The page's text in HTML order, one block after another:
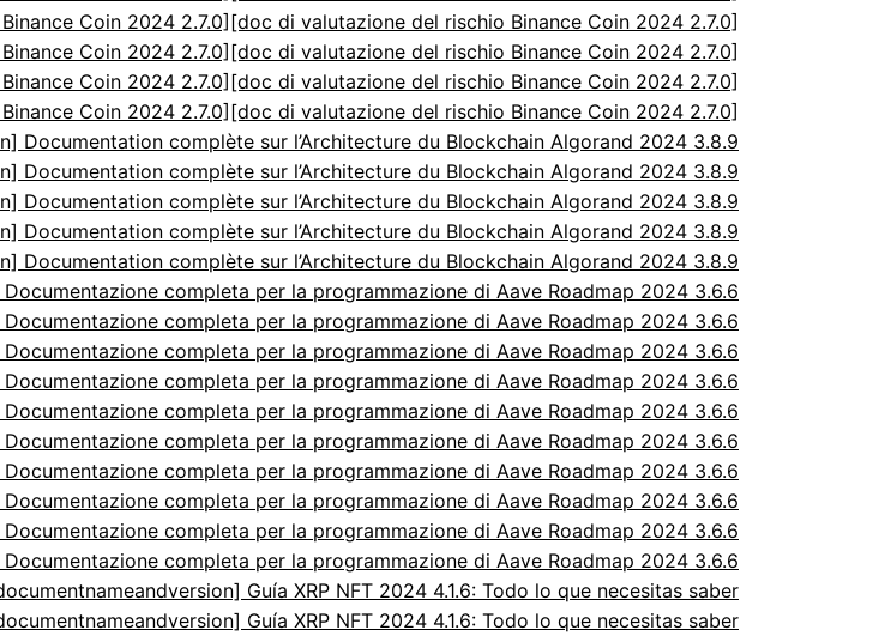
Coin 2024 2.7.0] [doc di valutazione del rischio Binance Coin 2024 2.7.0]
Coin 2024 2.7.0] [doc di valutazione del rischio Binance Coin 2024 2.7.0]
Coin 2024 2.7.0] [doc di valutazione del rischio Binance Coin 2024 2.7.0]
Coin 2024 2.7.0] [doc di valutazione del rischio Binance Coin 2024 2.7.0]
Documentation complète sur l’Architecture du Blockchain Algorand 2024 3.8.9
Documentation complète sur l’Architecture du Blockchain Algorand 2024 3.8.9
Documentation complète sur l’Architecture du Blockchain Algorand 2024 3.8.9
Documentation complète sur l’Architecture du Blockchain Algorand 2024 3.8.9
Documentation complète sur l’Architecture du Blockchain Algorand 2024 3.8.9
completa per la programmazione di Aave Roadmap 2024 3.6.6
completa per la programmazione di Aave Roadmap 2024 3.6.6
completa per la programmazione di Aave Roadmap 2024 3.6.6
completa per la programmazione di Aave Roadmap 2024 3.6.6
completa per la programmazione di Aave Roadmap 2024 3.6.6
completa per la programmazione di Aave Roadmap 2024 3.6.6
completa per la programmazione di Aave Roadmap 2024 3.6.6
completa per la programmazione di Aave Roadmap 2024 3.6.6
completa per la programmazione di Aave Roadmap 2024 3.6.6
completa per la programmazione di Aave Roadmap 2024 3.6.6
Guía XRP NFT 2024 4.1.6: Todo lo que necesitas saber
Guía XRP NFT 2024 4.1.6: Todo lo que necesitas saber